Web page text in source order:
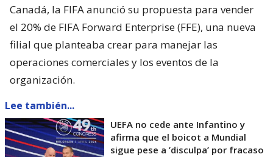
Canadá, la FIFA anunció su propuesta para vender
el 20% de FIFA Forward Enterprise (FFE), una nueva
filial que planteaba crear para manejar las
operaciones comerciales y los eventos de la
organización.
Lee también...
UEFA no cede ante Infantino y
afirma que el boicot a Mundial
sigue pese a ’disculpa’ por fracaso